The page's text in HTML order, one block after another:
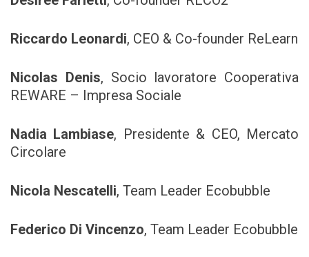
Riccardo Leonardi, CEO & Co-founder ReLearn
Nicolas Denis, Socio lavoratore Cooperativa
REWARE – Impresa Sociale
Nadia Lambiase, Presidente & CEO, Mercato
Circolare
Nicola Nescatelli, Team Leader Ecobubble
Federico Di Vincenzo, Team Leader Ecobubble